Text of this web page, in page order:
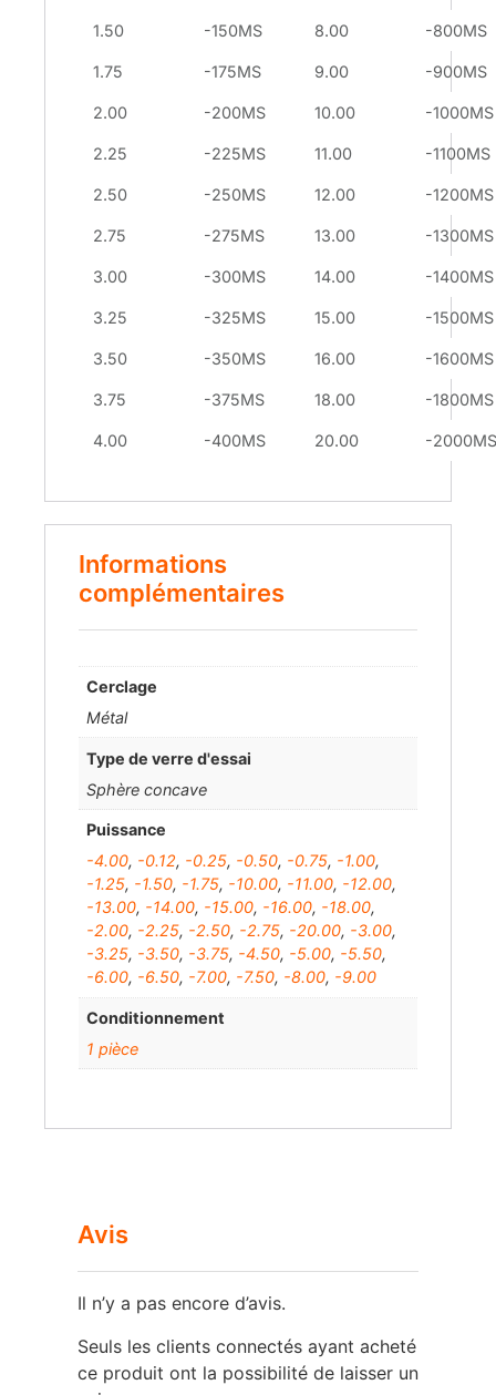
1.50 -150MS 8.00 -800MS
1.75 -175MS 9.00 -900MS
2.00 -200MS 10.00 -1000MS
2.25 -225MS 11.00 -1100MS
2.50 -250MS 12.00 -1200MS
2.75 -275MS 13.00 -1300MS
3.00 -300MS 14.00 -1400MS
3.25 -325MS 15.00 -1500MS
3.50 -350MS 16.00 -1600MS
3.75 -375MS 18.00 -1800MS
4.00 -400MS 20.00 -2000MS
Informations
complémentaires
Cerclage
Métal
Type de verre d'essai
Sphère concave
Puissance
-4.00, -0.12, -0.25, -0.50, -0.75, -1.00,
-1.25, -1.50, -1.75, -10.00, -11.00, -12.00,
-13.00, -14.00, -15.00, -16.00, -18.00,
-2.00, -2.25, -2.50, -2.75, -20.00, -3.00,
-3.25, -3.50, -3.75, -4.50, -5.00, -5.50,
-6.00, -6.50, -7.00, -7.50, -8.00, -9.00
Conditionnement
1 pièce
Avis
Il n’y a pas encore d’avis.
Seuls les clients connectés ayant acheté
ce produit ont la possibilité de laisser un